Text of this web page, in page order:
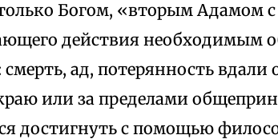
Богом, «вторым Адамом
действия необходимым
смерть, ад, потерянность вдали
или за пределами
достигнуть с помощью